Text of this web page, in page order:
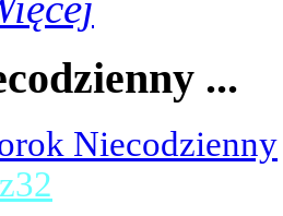
...
Niecodzienny